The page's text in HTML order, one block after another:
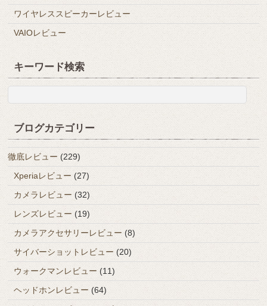
ワイヤレススピーカーレビュー
VAIOレビュー
キーワード検索
ブログカテゴリー
徹底レビュー (229)
Xperiaレビュー (27)
カメラレビュー (32)
レンズレビュー (19)
カメラアクセサリーレビュー (8)
サイバーショットレビュー (20)
ウォークマンレビュー (11)
ヘッドホンレビュー (64)